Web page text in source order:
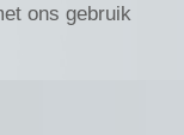
ons gebruik